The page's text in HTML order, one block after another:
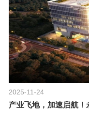
2025-11-24